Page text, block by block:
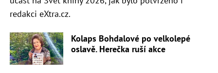
redakci eXtra.cz.
Kolaps Bohdalové po velkolepé
oslavě. Herečka ruší akce